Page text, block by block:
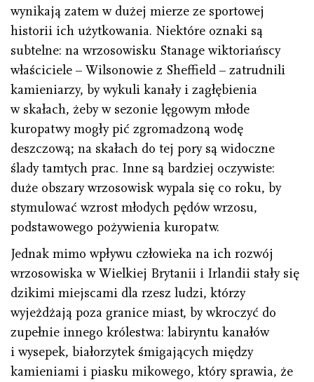
wynikają zatem w dużej mierze ze sportowej
historii ich użytkowania. Niektóre oznaki są
subtelne: na wrzosowisku Stanage wiktoriańscy
właściciele – Wilsonowie z Sheffield – zatrudnili
kamieniarzy, by wykuli kanały i zagłębienia
w skałach, żeby w sezonie lęgowym młode
kuropatwy mogły pić zgromadzoną wodę
deszczową; na skałach do tej pory są widoczne
ślady tamtych prac. Inne są bardziej oczywiste:
duże obszary wrzosowisk wypala się co roku, by
stymulować wzrost młodych pędów wrzosu,
podstawowego pożywienia kuropatw.
Jednak mimo wpływu człowieka na ich rozwój
wrzosowiska w Wielkiej Brytanii i Irlandii stały się
dzikimi miejscami dla rzesz ludzi, którzy
wyjeżdżają poza granice miast, by wkroczyć do
zupełnie innego królestwa: labiryntu kanałów
i wysepek, białorzytek śmigających między
kamieniami i piasku mikowego, który sprawia, że